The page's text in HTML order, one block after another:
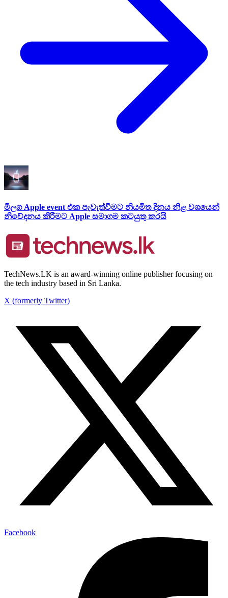
මීලග Apple event එක පැවැත්වීමට නියමිත දිනය නිළ වශයෙන්
නිවේදනය කිරීමට Apple සමාගම කටයුතු කරයි
TechNews.LK is an award-winning online publisher focusing on
the tech industry based in Sri Lanka.
X (formerly Twitter)
Facebook